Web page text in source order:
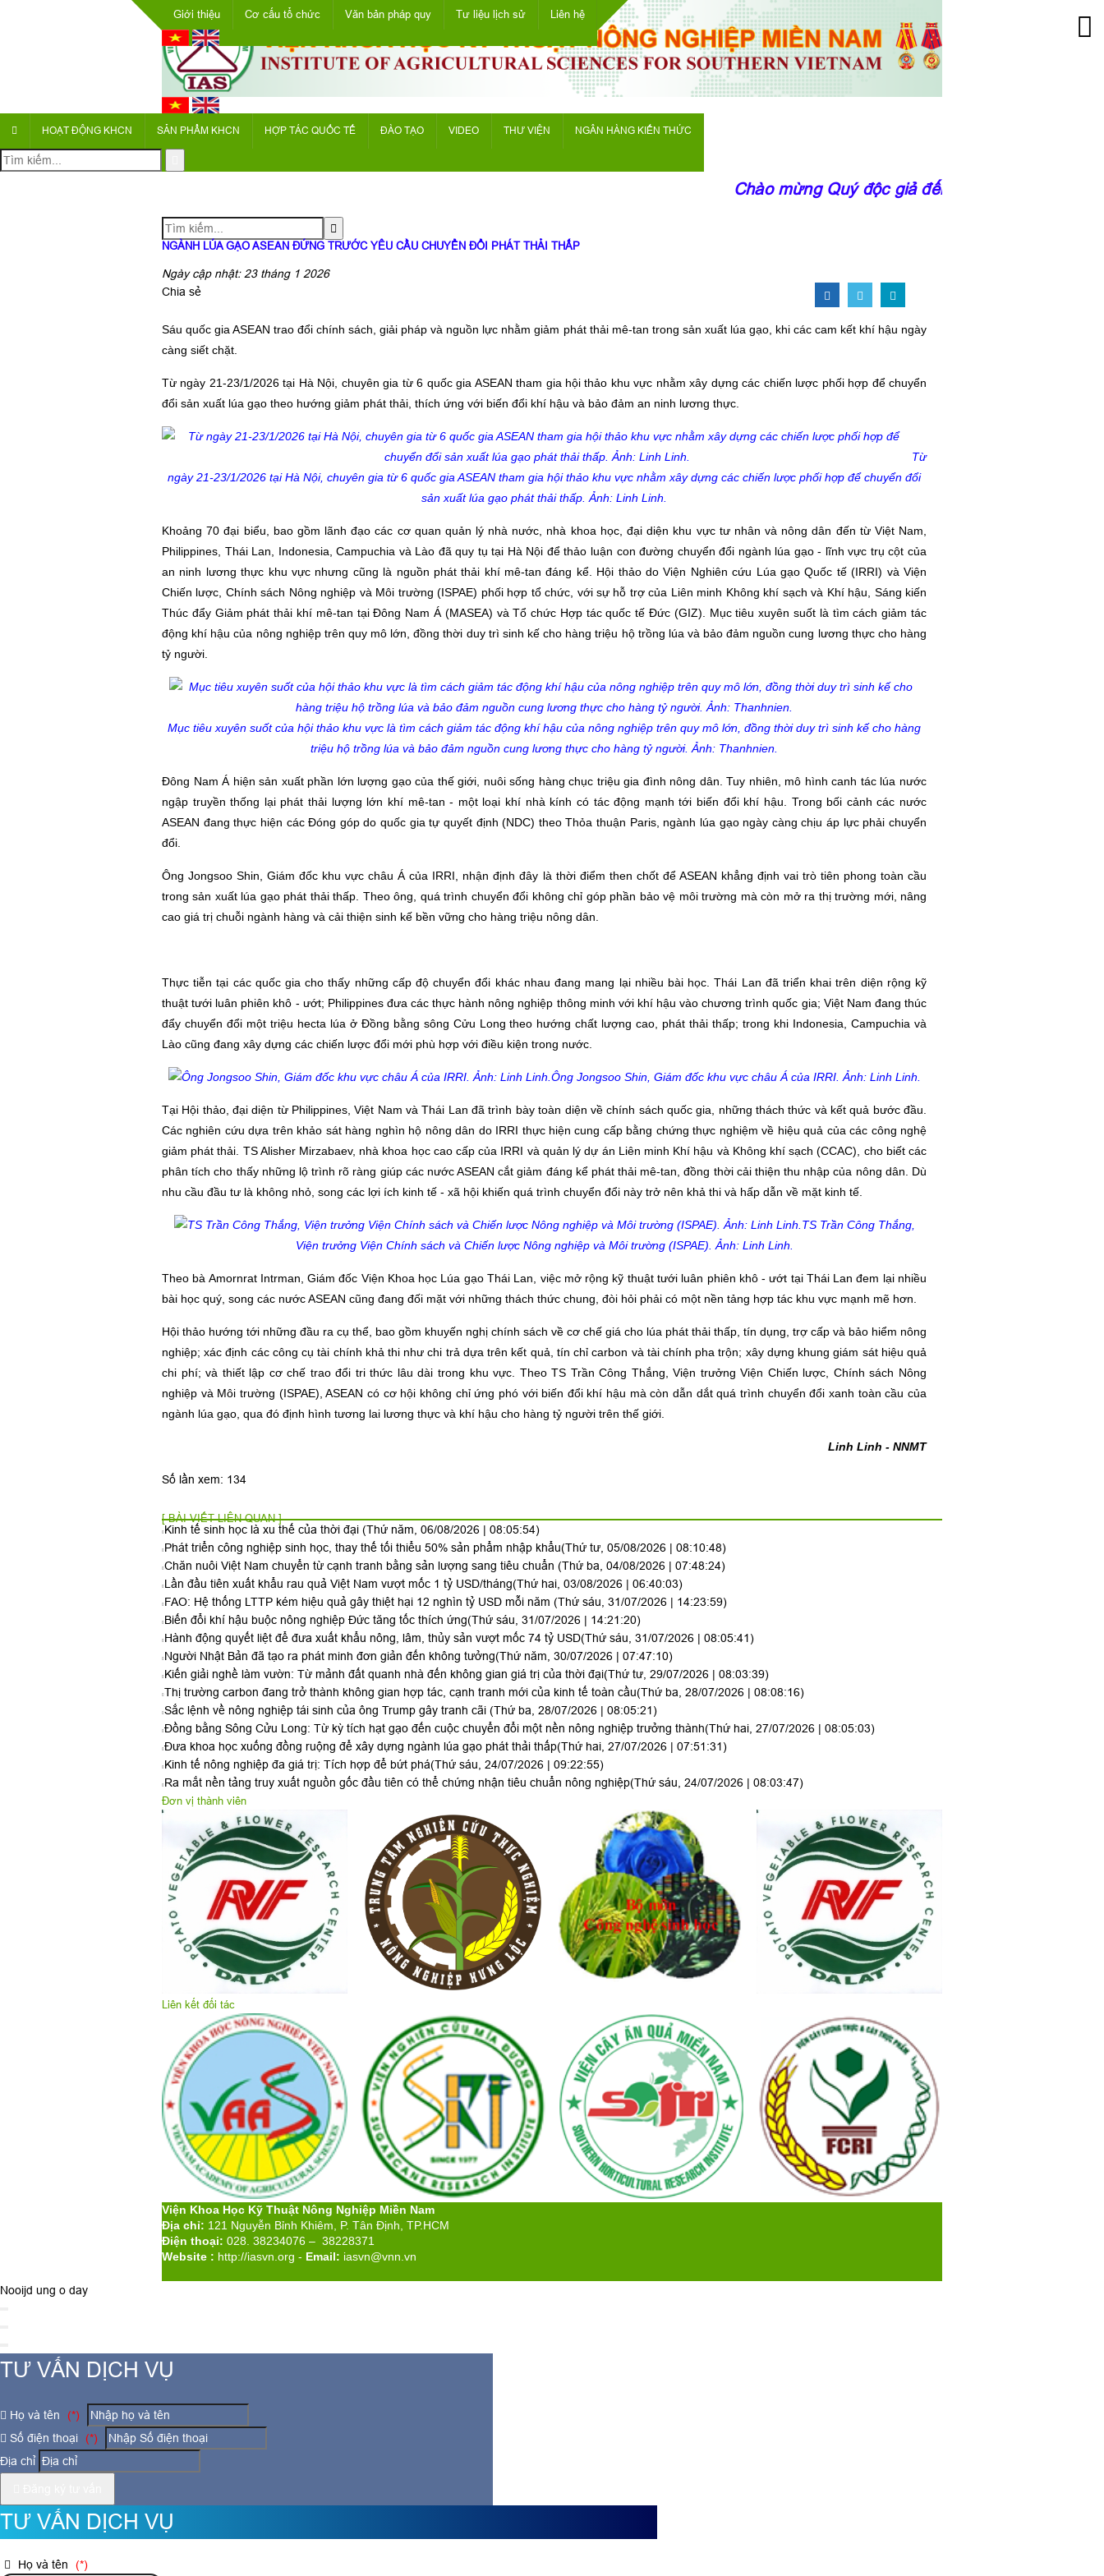
Giới thiệu Cơ cấu tổ chức Văn bản pháp quy Tư liệu lịch sử Liên hệ
HOẠT ĐỘNG KHCN SẢN PHẨM KHCN HỢP TÁC QUỐC TẾ ĐÀO TẠO VIDEO THƯ VIỆN NGÂN HÀNG KIẾN THỨC
Chào mừng Quý độc giả đến với trang thông tin
NGÀNH LÚA GẠO ASEAN ĐỨNG TRƯỚC YÊU CẦU CHUYỂN ĐỔI PHÁT THẢI THẤP
Ngày cập nhật: 23 tháng 1 2026
Chia sẻ
Sáu quốc gia ASEAN trao đổi chính sách, giải pháp và nguồn lực nhằm giảm phát thải mê-tan trong sản xuất lúa gạo, khi các cam kết khí hậu ngày
càng siết chặt.
Từ ngày 21-23/1/2026 tại Hà Nội, chuyên gia từ 6 quốc gia ASEAN tham gia hội thảo khu vực nhằm xây dựng các chiến lược phối hợp để chuyển
đổi sản xuất lúa gạo theo hướng giảm phát thải, thích ứng với biến đổi khí hậu và bảo đảm an ninh lương thực.
Từ
ngày 21-23/1/2026 tại Hà Nội, chuyên gia từ 6 quốc gia ASEAN tham gia hội thảo khu vực nhằm xây dựng các chiến lược phối hợp để chuyển đổi
sản xuất lúa gạo phát thải thấp. Ảnh: Linh Linh.
Khoảng 70 đại biểu, bao gồm lãnh đạo các cơ quan quản lý nhà nước, nhà khoa học, đại diện khu vực tư nhân và nông dân đến từ Việt Nam,
Philippines, Thái Lan, Indonesia, Campuchia và Lào đã quy tụ tại Hà Nội để thảo luận con đường chuyển đổi ngành lúa gạo - lĩnh vực trụ cột của
an ninh lương thực khu vực nhưng cũng là nguồn phát thải khí mê-tan đáng kể. Hội thảo do Viện Nghiên cứu Lúa gạo Quốc tế (IRRI) và Viện
Chiến lược, Chính sách Nông nghiệp và Môi trường (ISPAE) phối hợp tổ chức, với sự hỗ trợ của Liên minh Không khí sạch và Khí hậu, Sáng kiến
Thúc đẩy Giảm phát thải khí mê-tan tại Đông Nam Á (MASEA) và Tổ chức Hợp tác quốc tế Đức (GIZ). Mục tiêu xuyên suốt là tìm cách giảm tác
động khí hậu của nông nghiệp trên quy mô lớn, đồng thời duy trì sinh kế cho hàng triệu hộ trồng lúa và bảo đảm nguồn cung lương thực cho hàng
tỷ người.
Mục tiêu xuyên suốt của hội thảo khu vực là tìm cách giảm tác động khí hậu của nông nghiệp trên quy mô lớn, đồng thời duy trì sinh kế cho hàng
triệu hộ trồng lúa và bảo đảm nguồn cung lương thực cho hàng tỷ người. Ảnh: Thanhnien.
Đông Nam Á hiện sản xuất phần lớn lượng gạo của thế giới, nuôi sống hàng chục triệu gia đình nông dân. Tuy nhiên, mô hình canh tác lúa nước
ngập truyền thống lại phát thải lượng lớn khí mê-tan - một loại khí nhà kính có tác động mạnh tới biến đổi khí hậu. Trong bối cảnh các nước
ASEAN đang thực hiện các Đóng góp do quốc gia tự quyết định (NDC) theo Thỏa thuận Paris, ngành lúa gạo ngày càng chịu áp lực phải chuyển
đổi.
Ông Jongsoo Shin, Giám đốc khu vực châu Á của IRRI , nhận định đây là thời điểm then chốt để ASEAN khẳng định vai trò tiên phong toàn cầu
trong sản xuất lúa gạo phát thải thấp. Theo ông, quá trình chuyển đổi không chỉ góp phần bảo vệ môi trường mà còn mở ra thị trường mới, nâng
cao giá trị chuỗi ngành hàng và cải thiện sinh kế bền vững cho hàng triệu nông dân.
Thực tiễn tại các quốc gia cho thấy những cấp độ chuyển đổi khác nhau đang mang lại nhiều bài học. Thái Lan đã triển khai trên diện rộng kỹ
thuật tưới luân phiên khô - ướt; Philippines đưa các thực hành nông nghiệp thông minh với khí hậu vào chương trình quốc gia; Việt Nam đang thúc
đẩy chuyển đổi một triệu hecta lúa ở Đồng bằng sông Cửu Long theo hướng chất lượng cao, phát thải thấp; trong khi Indonesia, Campuchia và
Lào cũng đang xây dựng các chiến lược đổi mới phù hợp với điều kiện trong nước.
Ông Jongsoo Shin, Giám đốc khu vực châu Á của IRRI. Ảnh: Linh Linh.
Tại Hội thảo, đại diện từ Philippines, Việt Nam và Thái Lan đã trình bày toàn diện về chính sách quốc gia, những thách thức và kết quả bước đầu.
Các nghiên cứu dựa trên khảo sát hàng nghìn hộ nông dân do IRRI thực hiện cung cấp bằng chứng thực nghiệm về hiệu quả của các công nghệ
giảm phát thải. TS Alisher Mirzabaev, nhà khoa học cao cấp của IRRI và quản lý dự án Liên minh Khí hậu và Không khí sạch (CCAC), cho biết các
phân tích cho thấy những lộ trình rõ ràng giúp các nước ASEAN cắt giảm đáng kể phát thải mê-tan, đồng thời cải thiện thu nhập của nông dân. Dù
nhu cầu đầu tư là không nhỏ, song các lợi ích kinh tế - xã hội khiến quá trình chuyển đổi này trở nên khả thi và hấp dẫn về mặt kinh tế.
TS Trần Công Thắng,
Viện trưởng Viện Chính sách và Chiến lược Nông nghiệp và Môi trường (ISPAE). Ảnh: Linh Linh.
Theo bà Amornrat Intrman, Giám đốc Viện Khoa học Lúa gạo Thái Lan, việc mở rộng kỹ thuật tưới luân phiên khô - ướt tại Thái Lan đem lại nhiều
bài học quý, song các nước ASEAN cũng đang đối mặt với những thách thức chung, đòi hỏi phải có một nền tảng hợp tác khu vực mạnh mẽ hơn.
Hội thảo hướng tới những đầu ra cụ thể, bao gồm khuyến nghị chính sách về cơ chế giá cho lúa phát thải thấp, tín dụng, trợ cấp và bảo hiểm nông
nghiệp; xác định các công cụ tài chính khả thi như chi trả dựa trên kết quả, tín chỉ carbon và tài chính pha trộn; xây dựng khung giám sát hiệu quả
chi phí; và thiết lập cơ chế trao đổi tri thức lâu dài trong khu vực. Theo TS Trần Công Thắng, Viện trưởng Viện Chiến lược, Chính sách Nông
nghiệp và Môi trường (ISPAE), ASEAN có cơ hội không chỉ ứng phó với biến đổi khí hậu mà còn dẫn dắt quá trình chuyển đổi xanh toàn cầu của
ngành lúa gạo, qua đó định hình tương lai lương thực và khí hậu cho hàng tỷ người trên thế giới.
Linh Linh - NNMT
Số lần xem: 134
[ BÀI VIẾT LIÊN QUAN ]
Kinh tế sinh học là xu thế của thời đại (Thứ năm, 06/08/2026 | 08:05:54)
Phát triển công nghiệp sinh học, thay thế tối thiểu 50% sản phẩm nhập khẩu(Thứ tư, 05/08/2026 | 08:10:48)
Chăn nuôi Việt Nam chuyển từ cạnh tranh bằng sản lượng sang tiêu chuẩn (Thứ ba, 04/08/2026 | 07:48:24)
Lần đầu tiên xuất khẩu rau quả Việt Nam vượt mốc 1 tỷ USD/tháng(Thứ hai, 03/08/2026 | 06:40:03)
FAO: Hệ thống LTTP kém hiệu quả gây thiệt hại 12 nghìn tỷ USD mỗi năm (Thứ sáu, 31/07/2026 | 14:23:59)
Biến đổi khí hậu buộc nông nghiệp Đức tăng tốc thích ứng(Thứ sáu, 31/07/2026 | 14:21:20)
Hành động quyết liệt để đưa xuất khẩu nông, lâm, thủy sản vượt mốc 74 tỷ USD(Thứ sáu, 31/07/2026 | 08:05:41)
Người Nhật Bản đã tạo ra phát minh đơn giản đến không tưởng(Thứ năm, 30/07/2026 | 07:47:10)
Kiến giải nghề làm vườn: Từ mảnh đất quanh nhà đến không gian giá trị của thời đại(Thứ tư, 29/07/2026 | 08:03:39)
Thị trường carbon đang trở thành không gian hợp tác, cạnh tranh mới của kinh tế toàn cầu(Thứ ba, 28/07/2026 | 08:08:16)
Sắc lệnh về nông nghiệp tái sinh của ông Trump gây tranh cãi (Thứ ba, 28/07/2026 | 08:05:21)
Đồng bằng Sông Cửu Long: Từ kỳ tích hạt gạo đến cuộc chuyển đổi một nền nông nghiệp trưởng thành(Thứ hai, 27/07/2026 | 08:05:03)
Đưa khoa học xuống đồng ruộng để xây dựng ngành lúa gạo phát thải thấp(Thứ hai, 27/07/2026 | 07:51:31)
Kinh tế nông nghiệp đa giá trị: Tích hợp để bứt phá(Thứ sáu, 24/07/2026 | 09:22:55)
Ra mắt nền tảng truy xuất nguồn gốc đầu tiên có thể chứng nhận tiêu chuẩn nông nghiệp(Thứ sáu, 24/07/2026 | 08:03:47)
Đơn vị thành viên
Liên kết đối tác
Viện Khoa Học Kỹ Thuật Nông Nghiệp Miền Nam
Địa chỉ: 121 Nguyễn Bỉnh Khiêm, P. Tân Định, TP.HCM
Điện thoại: 028. 38234076 – 38228371
Website : http://iasvn.org - Email: iasvn@vnn.vn
Nooijd ung o day
TƯ VẤN DỊCH VỤ
Họ và tên
(*)
Số điện thoại
(*)
Địa chỉ
TƯ VẤN DỊCH VỤ
Họ và tên (*)